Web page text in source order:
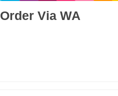
Order Via WA